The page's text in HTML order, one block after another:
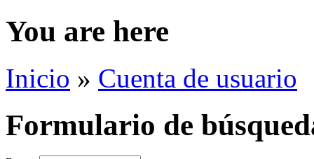
You are here
Inicio » Cuenta de usuario
Formulario de